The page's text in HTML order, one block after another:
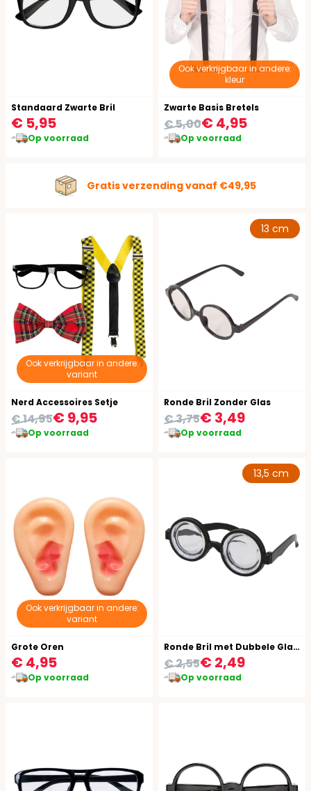
Standaard Zwarte Bril
€ 5,95
Op voorraad
Ook verkrijgbaar in andere:
kleur
Zwarte Basis Bretels
€ 4,95
€ 5,00
Op voorraad
Gratis verzending vanaf €49,95
Ook verkrijgbaar in andere:
variant
Nerd Accessoires Setje
€ 9,95
€ 14,95
Op voorraad
13 cm
Ronde Bril Zonder Glas
€ 3,49
€ 3,75
Op voorraad
Ook verkrijgbaar in andere:
variant
Grote Oren
€ 4,95
Op voorraad
13,5 cm
Ronde Bril met Dubbele Glazen
€ 2,49
€ 2,55
Op voorraad